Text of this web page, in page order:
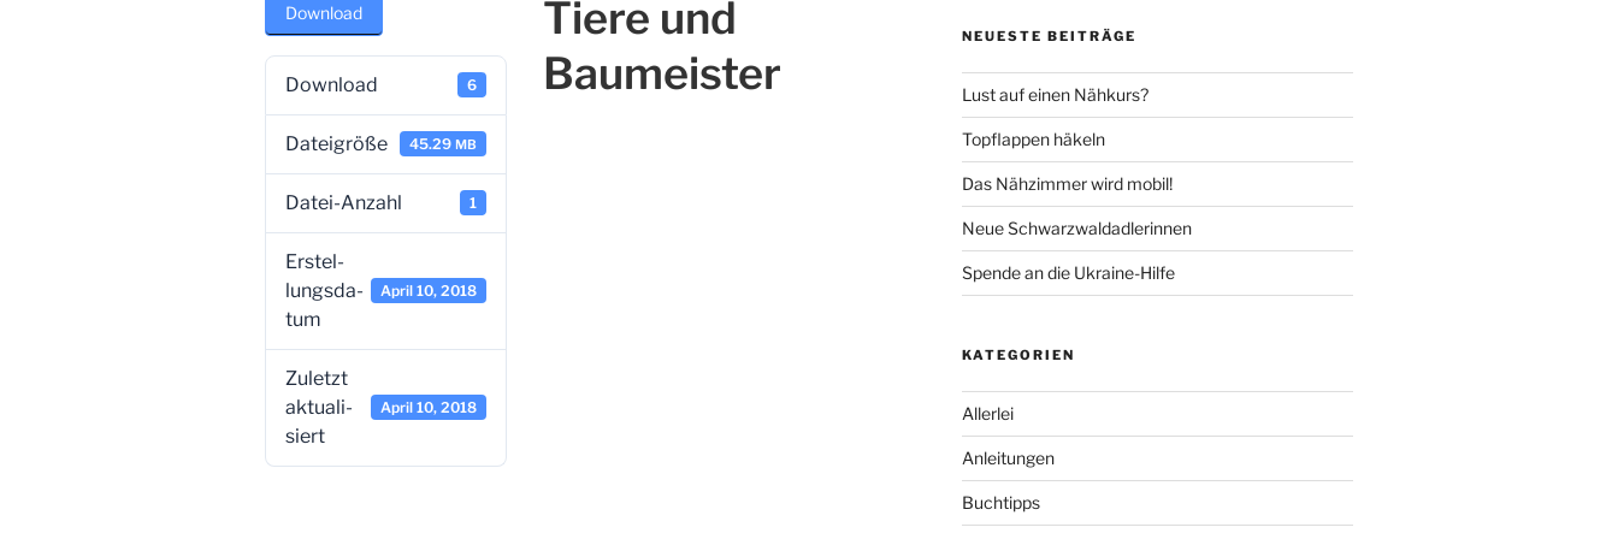
Down­load
Down­load 6
Datei­grö­ße 45.29MB
Datei-Anzahl 1
Erstel­
lungs­da­
tum
April 10, 2018
Zuletzt
aktua­li­
siert
April 10, 2018
Tiere und
Baumeister
NEUESTE BEITRÄGE
Lust auf einen Nähkurs?
Topflappen häkeln
Das Nähzimmer wird mobil!
Neue Schwarzwaldadlerinnen
Spende an die Ukraine-Hilfe
KATEGORIEN
Allerlei
Anleitungen
Buchtipps